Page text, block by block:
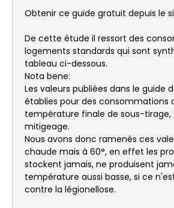
Obtenir ce guide gratuit depuis le
De cette étude il ressort des
logements standards qui sont
tableau ci-dessous.
Nota bene:
Les valeurs publiées dans le guide
établies pour des consommations
température finale de sous-tirage,
mitigeage.
Nous avons donc ramenés ces
chaude mais à 60°, en effet les
stockent jamais, ne produisent
température aussi basse, si ce
contre la légionellose.